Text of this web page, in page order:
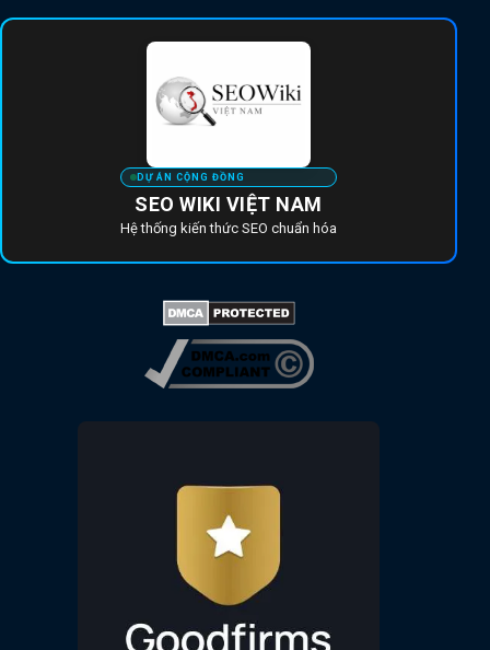
DỰ ÁN CỘNG ĐỒNG
SEO WIKI VIỆT NAM
Hệ thống kiến thức SEO chuẩn hóa